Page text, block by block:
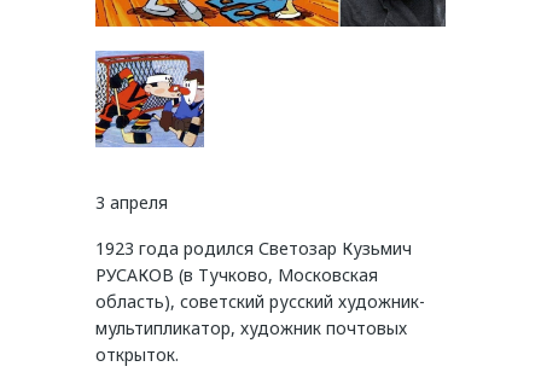
3 апреля
1923 года родился Светозар Кузьмич
РУСАКОВ (в Тучково, Московская
область), советский русский художник-
мультипликатор, художник почтовых
открыток.